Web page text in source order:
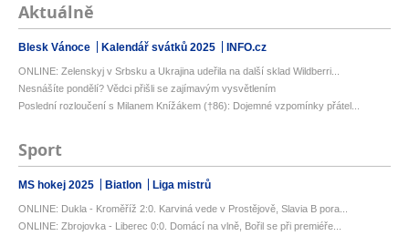
Aktuálně
Blesk Vánoce Kalendář svátků 2025 INFO.cz
ONLINE: Zelenskyj v Srbsku a Ukrajina udeřila na další sklad Wildberri...
Nesnášíte pondělí? Vědci přišli se zajímavým vysvětlením
Poslední rozloučení s Milanem Knížákem (†86): Dojemné vzpomínky přátel...
Sport
MS hokej 2025 Biatlon Liga mistrů
ONLINE: Dukla - Kroměříž 2:0. Karviná vede v Prostějově, Slavia B pora...
ONLINE: Zbrojovka - Liberec 0:0. Domácí na vlně, Bořil se při premiéře...